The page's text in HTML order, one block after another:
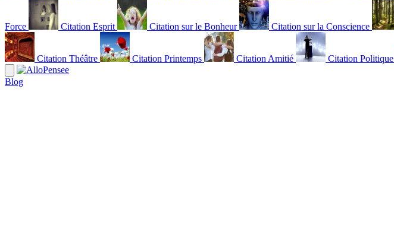
Force Citation Esprit Citation sur le Bonheur Citation sur la Conscience
Citation Théâtre Citation Printemps Citation Amitié Citation Politique
Blog